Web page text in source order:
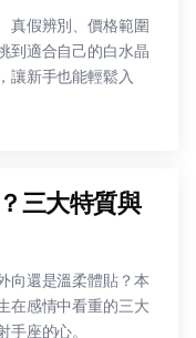
真假辨別、價格範圍
到適合自己的白水晶
讓新手也能輕鬆入
三大特質與
向還是溫柔體貼？本
在感情中看重的三大
座的心。